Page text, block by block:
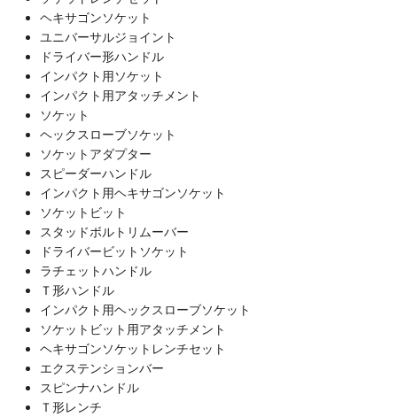
ヘキサゴンソケット
ユニバーサルジョイント
ドライバー形ハンドル
インパクト用ソケット
インパクト用アタッチメント
ソケット
ヘックスローブソケット
ソケットアダプター
スピーダーハンドル
インパクト用ヘキサゴンソケット
ソケットビット
スタッドボルトリムーバー
ドライバービットソケット
ラチェットハンドル
Ｔ形ハンドル
インパクト用ヘックスローブソケット
ソケットビット用アタッチメント
ヘキサゴンソケットレンチセット
エクステンションバー
スピンナハンドル
Ｔ形レンチ